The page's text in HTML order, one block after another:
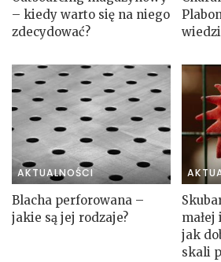
– kiedy warto się na niego
zdecydować?
AKTUALNOŚCI
Blacha perforowana –
jakie są jej rodzaje?
jak
skali